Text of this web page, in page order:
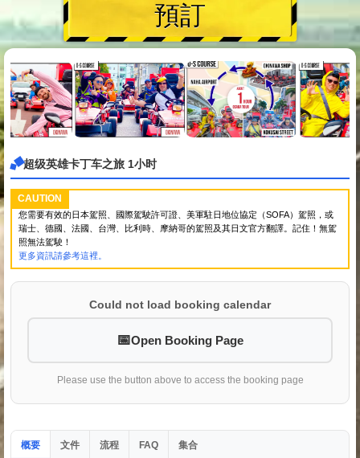
預訂
超级英雄卡丁车之旅 1小时
CAUTION
您需要有效的日本駕照、國際駕駛許可證、美軍駐日地位協定（SOFA）駕照，或
瑞士、德國、法國、台灣、比利時、摩納哥的駕照及其日文官方翻譯。記住！無駕
照無法駕駛！
更多資訊請參考這裡。
Could not load booking calendar
Open Booking Page
Please use the button above to access the booking page
概要 文件 流程 FAQ 集合